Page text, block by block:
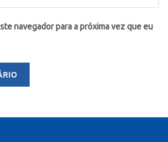
navegador para a próxima vez que eu